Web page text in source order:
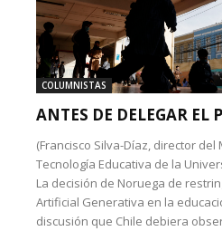
COLUMNISTAS
ANTES DE DELEGAR EL
(Francisco Silva-Díaz, director
Tecnología Educativa de la
La decisión de Noruega de
Artificial Generativa en la
discusión que Chile debiera